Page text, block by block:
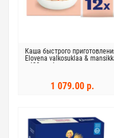
Каша быстрого
Elovena valkosuklaa &
420 г с белым шоколадом и
1 079.00 р.